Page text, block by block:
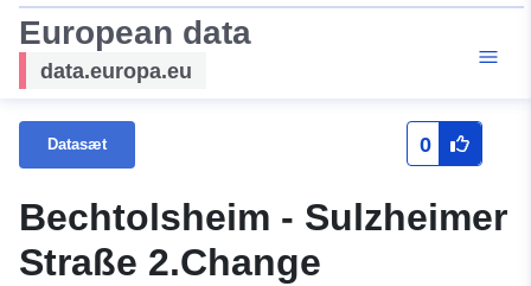
European data
data.europa.eu
Datasæt 0
Bechtolsheim - Sulzheimer
Straße 2.Change